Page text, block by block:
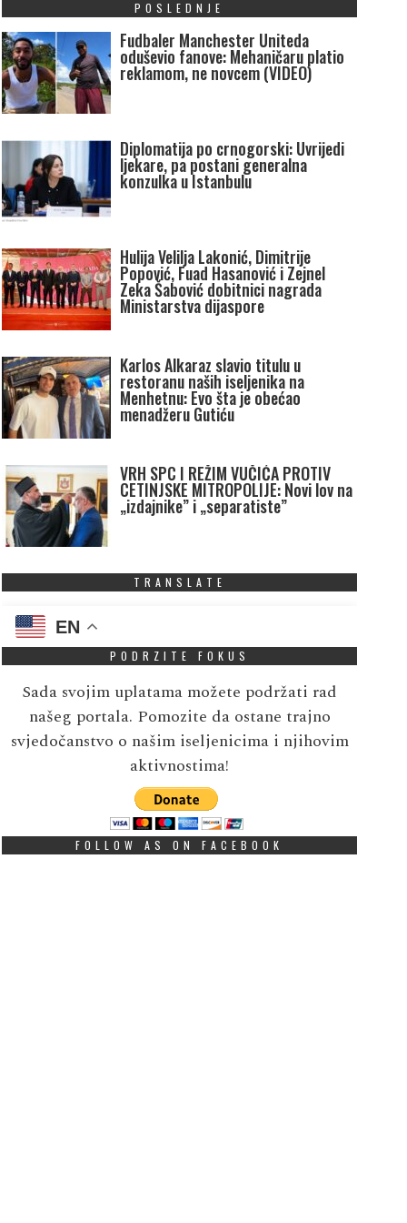
POSLEDNJE
Fudbaler Manchester Uniteda
oduševio fanove: Mehaničaru platio
reklamom, ne novcem (VIDEO)
Diplomatija po crnogorski: Uvrijedi
ljekare, pa postani generalna
konzulka u Istanbulu
Hulija Velilja Lakonić, Dimitrije
Popović, Fuad Hasanović i Zejnel
Zeka Šabović dobitnici nagrada
Ministarstva dijaspore
Karlos Alkaraz slavio titulu u
restoranu naših iseljenika na
Menhetnu: Evo šta je obećao
menadžeru Gutiću
VRH SPC I REŽIM VUČIĆA PROTIV
CETINJSKE MITROPOLIJE: Novi lov na
„izdajnike” i „separatiste”
TRANSLATE
EN
PODRZITE FOKUS
Sada svojim uplatama možete podržati rad
našeg portala. Pomozite da ostane trajno
svjedočanstvo o našim iseljenicima i njihovim
aktivnostima!
FOLLOW AS ON FACEBOOK